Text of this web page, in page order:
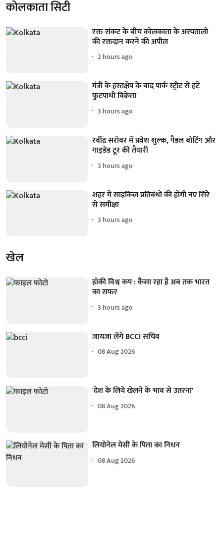
कोलकाता सिटी
रक्त संकट के बीच कोलकाता के अस्पतालों
की रक्तदान करने की अपील
2 hours ago
मंत्री के हस्तक्षेप के बाद पार्क स्ट्रीट से हटे
फुटपाथी विक्रेता
3 hours ago
रवींद्र सरोवर में प्रवेश शुल्क, पैडल बोटिंग और
गाइडेड टूर की तैयारी
3 hours ago
शहर में साइकिल प्रतिबंधों की होगी नए सिरे
से समीक्षा
3 hours ago
खेल
हॉकी विश्व कप : कैसा रहा है अब तक भारत
का सफर
3 hours ago
जायजा लेंगे BCCI सचिव
08 Aug 2026
'देश के लिये खेलने के भाव से उतरना'
08 Aug 2026
लियोनेल मेसी के पिता का निधन
08 Aug 2026